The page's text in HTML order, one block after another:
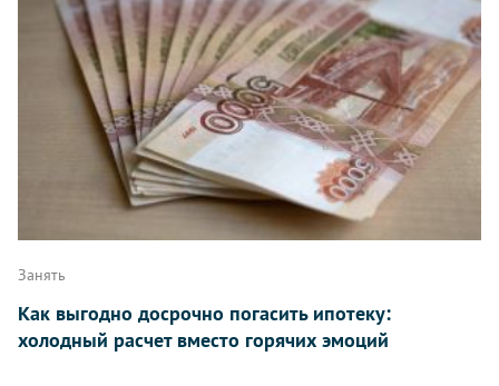
Занять
Как выгодно досрочно погасить ипотеку:
холодный расчет вместо горячих эмоций